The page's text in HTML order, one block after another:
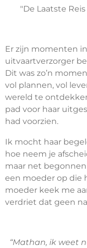
"De Laatste
Er zijn momenten
uitvaartverzorger
Dit was zo’n
vol plannen, vol
wereld te
pad voor haar
had voorzien.
Ik mocht haar
hoe neem je
maar net
een moeder op die
moeder keek me
verdriet dat geen
“Mathan, ik weet